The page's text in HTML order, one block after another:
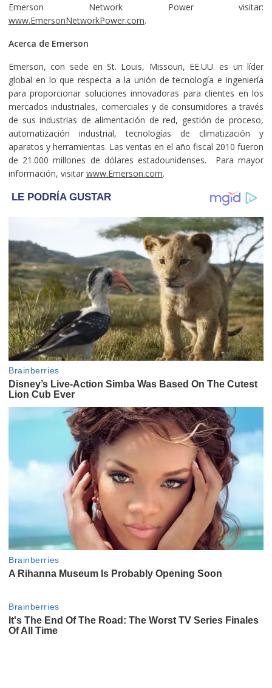
Emerson Network Power visitar:
www.EmersonNetworkPower.com.
Acerca de Emerson
Emerson, con sede en St. Louis, Missouri, EE.UU. es un líder
global en lo que respecta a la unión de tecnología e ingeniería
para proporcionar soluciones innovadoras para clientes en los
mercados industriales, comerciales y de consumidores a través
de sus industrias de alimentación de red, gestión de proceso,
automatización industrial, tecnologías de climatización y
aparatos y herramientas. Las ventas en el año fiscal 2010 fueron
de 21.000 millones de dólares estadounidenses. Para mayor
información, visitar www.Emerson.com.